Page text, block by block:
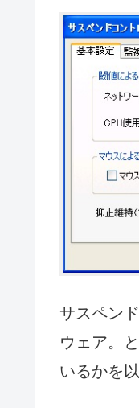
サスペン
ウェア。
いるかを